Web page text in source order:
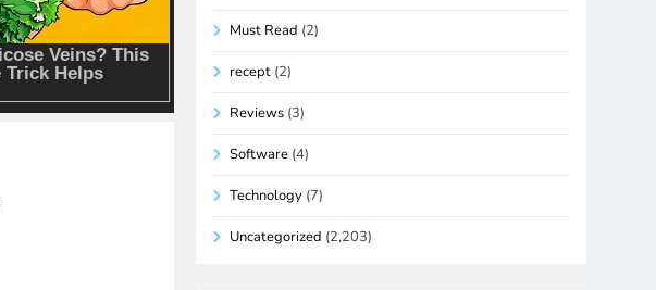
Must Read (2)
recept (2)
Reviews (3)
Software (4)
Technology (7)
Uncategorized (2,203)